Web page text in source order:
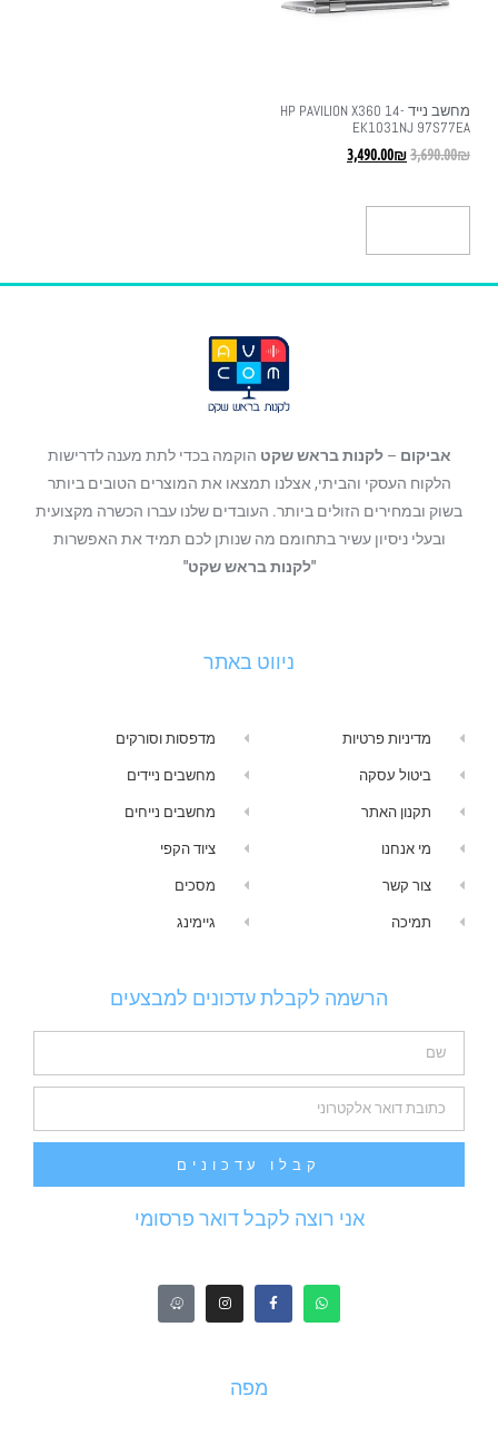
מחשב נייד HP PAVILION X360 14-
EK1031NJ 97S77EA
3,690.00₪
3,490.00₪
אביקום –לקנות בראש שקט הוקמה בכדי לתת מענה לדרישות
הלקוח העסקי והביתי, אצלנו תמצאו את המוצרים הטובים ביותר
בשוק ובמחירים הזולים ביותר. העובדים שלנו עברו הכשרה מקצועית
ובעלי ניסיון עשיר בתחומם מה שנותן לכם תמיד את האפשרות
"לקנות בראש שקט"
ניווט באתר
מדיניות פרטיות
ביטול עסקה
תקנון האתר
מי אנחנו
צור קשר
תמיכה
מדפסות וסורקים
מחשבים ניידים
מחשבים נייחים
ציוד הקפי
מסכים
גיימינג
הרשמה לקבלת עדכונים למבצעים
קבלו עדכונים
אני רוצה לקבל דואר פרסומי
מפה